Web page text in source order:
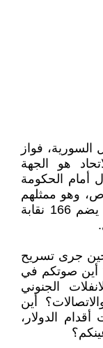
فواز
هو الجهة
أمام الحكومة
وهو ممثلهم
عربياً ودولياً، بل والأضخم في البلاد، إذ يضم 166 نقابة
حين جرى تسريح
أين صوتكم في
الجنوني
أين
الدولار،